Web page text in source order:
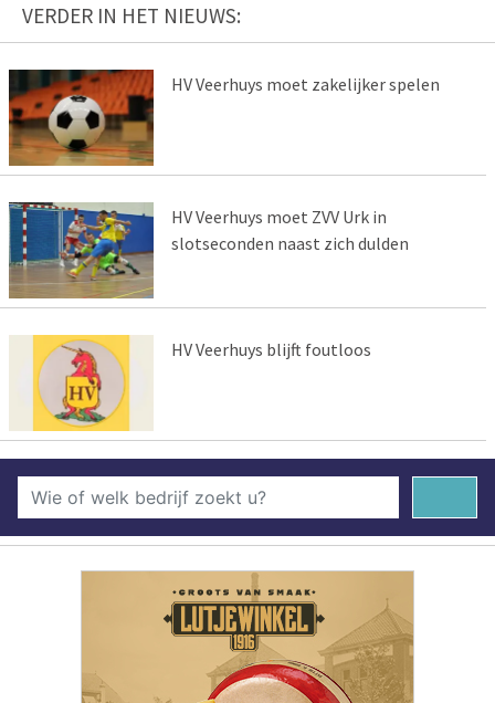
VERDER IN HET NIEUWS:
HV Veerhuys moet zakelijker spelen
HV Veerhuys moet ZVV Urk in
slotseconden naast zich dulden
HV Veerhuys blijft foutloos